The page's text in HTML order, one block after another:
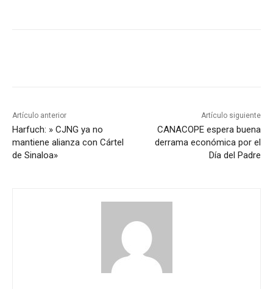
Artículo anterior
Harfuch: » CJNG ya no
mantiene alianza con Cártel
de Sinaloa»
Artículo siguiente
CANACOPE espera buena
derrama económica por el
Día del Padre